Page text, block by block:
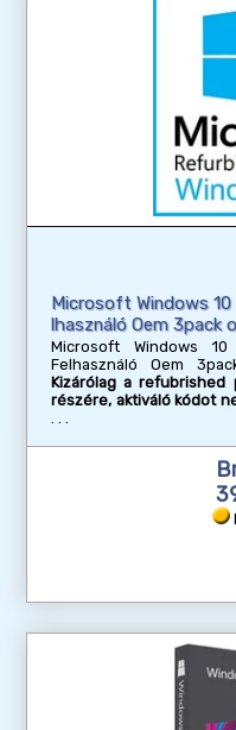
Microsoft Windows
lhasználó Oem 3pack
Microsoft Windows
Felhasználó Oem
Kizárólag a refubrished
részére, aktiváló kódot